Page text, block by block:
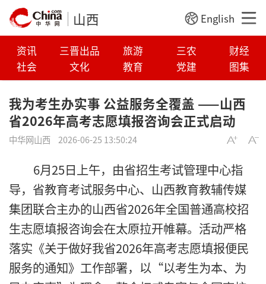
山西 English
资讯 三晋出品 旅游 三农
财经
社会
文化 教育 党建 图集
我为考生办实事 公益服务全覆盖 ——山西
省2026年高考志愿填报咨询会正式启动
中华网山西 2026-06-25 13:50:24
6月25日上午，由省招生考试管理中心指
导，省教育考试服务中心、山西教育教辅传媒
集团联合主办的山西省2026年全国普通高校招
生志愿填报咨询会在太原拉开帷幕。活动严格
落实《关于做好我省2026年高考志愿填报便民
服务的通知》工作部署，以“以考生为本、为